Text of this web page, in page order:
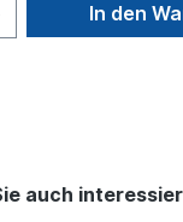
In den
auch